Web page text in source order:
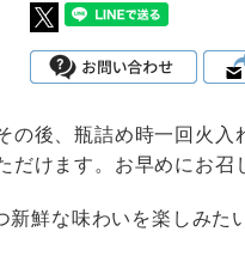
後、瓶詰め時一回火
けます。お早めにお召
鮮な味わいを楽しみた